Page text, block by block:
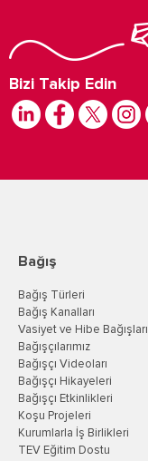
Bizi Takip Edin
Bağış
Bağış Türleri
Bağış Kanalları
Vasiyet ve Hibe Bağışları
Bağışçılarımız
Bağışçı Videoları
Bağışçı Hikayeleri
Bağışçı Etkinlikleri
Koşu Projeleri
Kurumlarla İş Birlikleri
TEV Eğitim Dostu